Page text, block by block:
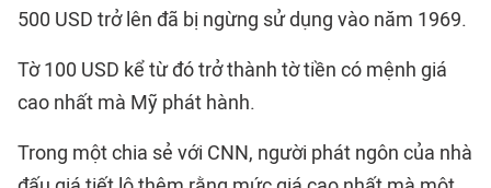
500 USD trở lên đã bị ngừng sử dụng vào năm 1969.
Tờ 100 USD kể từ đó trở thành tờ tiền có mệnh giá
cao nhất mà Mỹ phát hành.
Trong một chia sẻ với CNN, người phát ngôn của nhà